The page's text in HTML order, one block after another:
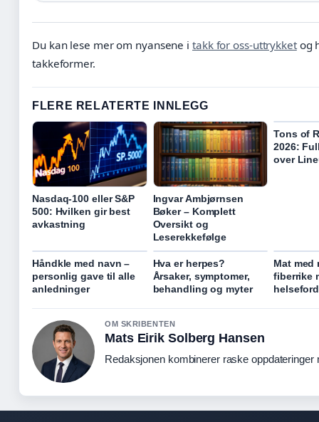
Du kan lese mer om nyansene i takk for oss-uttrykketog
takkeformer.
FLERE RELATERTE INNLEGG
Nasdaq-100 eller S&P
500: Hvilken gir best
avkastning
Ingvar Ambjørnsen
Bøker – Komplett
Oversikt og
Leserekkefølge
Tons of
2026:
over
Håndkle med navn –
personlig gave til alle
anledninger
Hva er herpes?
Årsaker, symptomer,
behandling og myter
Mat med
fiberrike
OM SKRIBENTEN
Mats Eirik Solberg Hansen
Redaksjonen kombinerer raske oppdateringer